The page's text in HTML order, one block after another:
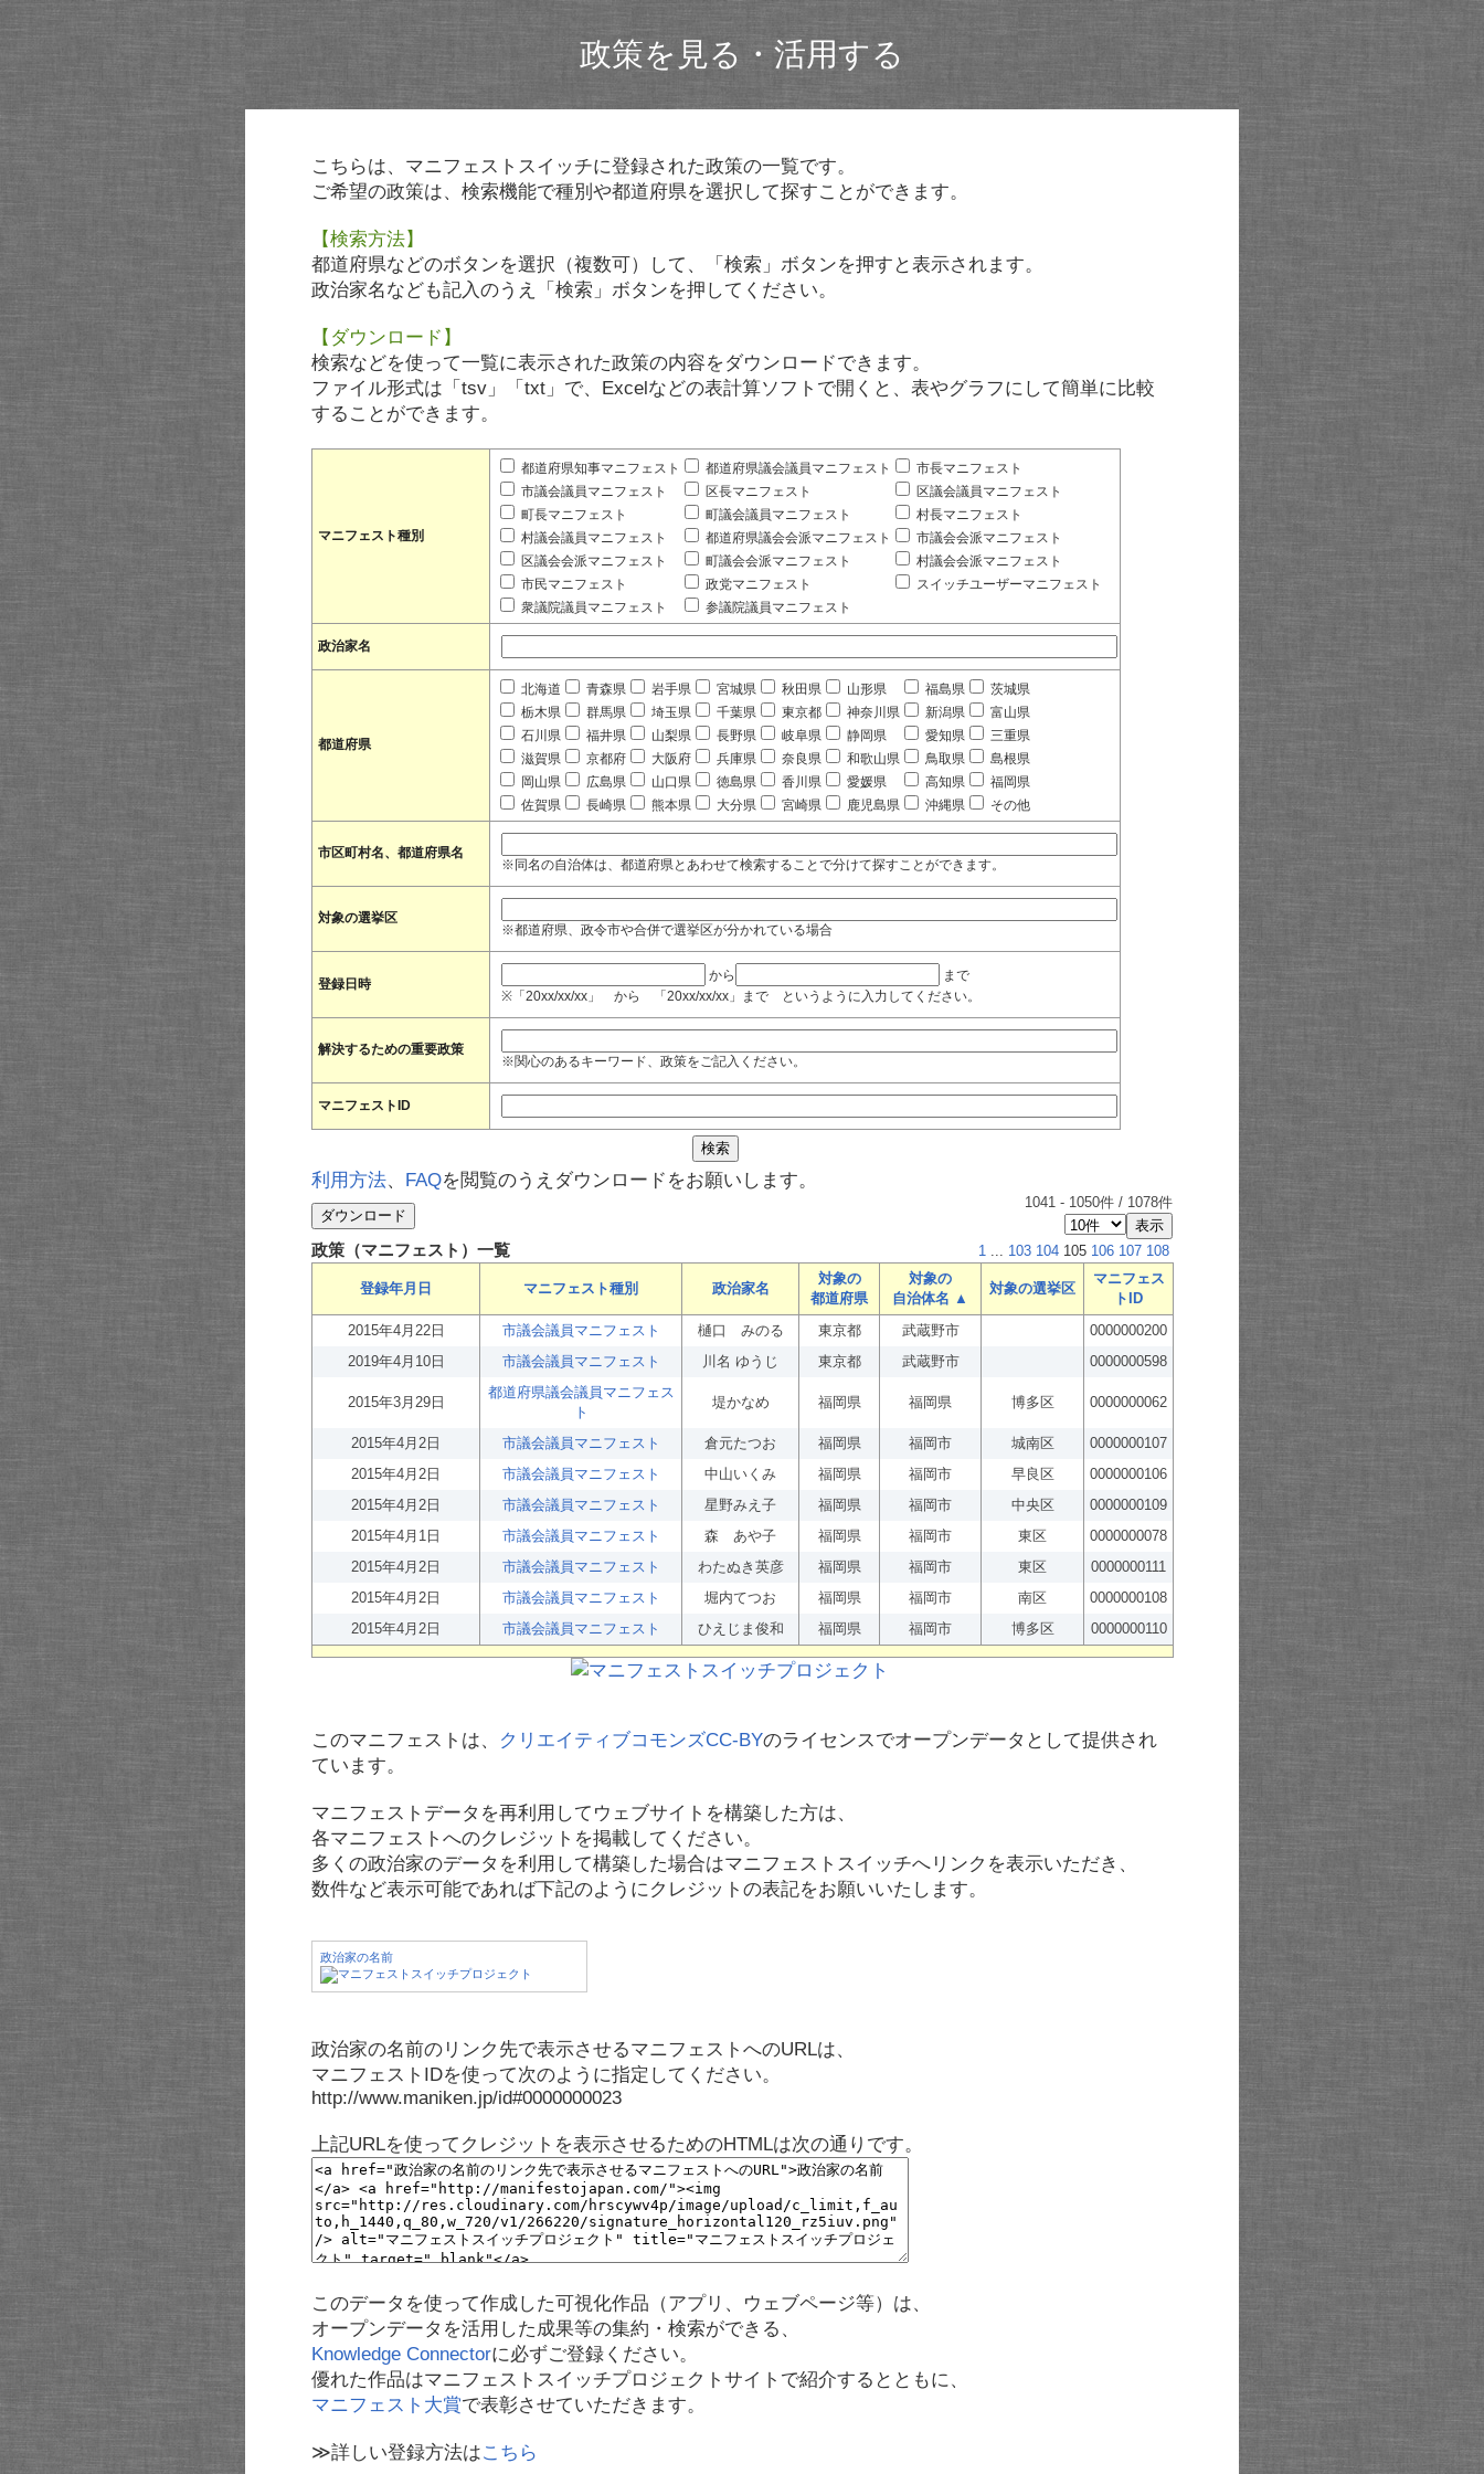
政策を見る・活用する
こちらは、マニフェストスイッチに登録された政策の一覧です。
ご希望の政策は、検索機能で種別や都道府県を選択して探すことができます。
【検索方法】
都道府県などのボタンを選択（複数可）して、「検索」ボタンを押すと表示されます。
政治家名なども記入のうえ「検索」ボタンを押してください。
【ダウンロード】
検索などを使って一覧に表示された政策の内容をダウンロードできます。
ファイル形式は「tsv」「txt」で、Excelなどの表計算ソフトで開くと、表やグラフにして簡単に比較
することができます。
マニフェスト種別
都道府県知事マニフェスト 都道府県議会議員マニフェスト
市長マニフェスト
市議会議員マニフェスト
区長マニフェスト
区議会議員マニフェスト
町長マニフェスト
町議会議員マニフェスト
村長マニフェスト
村議会議員マニフェスト
都道府県議会会派マニフェスト
市議会会派マニフェスト
区議会会派マニフェスト
町議会会派マニフェスト
村議会会派マニフェスト
市民マニフェスト
政党マニフェスト
スイッチユーザーマニフェスト
衆議院議員マニフェスト
参議院議員マニフェスト
政治家名
都道府県
北海道 青森県 岩手県 宮城県 秋田県 山形県 福島県
茨城県
栃木県
群馬県 埼玉県 千葉県 東京都 神奈川県 新潟県
富山県
石川県
福井県 山梨県 長野県 岐阜県 静岡県 愛知県
三重県
滋賀県
京都府 大阪府 兵庫県 奈良県 和歌山県 鳥取県
島根県
岡山県
広島県 山口県 徳島県 香川県 愛媛県 高知県
福岡県
佐賀県
長崎県 熊本県 大分県 宮崎県 鹿児島県 沖縄県 その他
市区町村名、都道府県名
※同名の自治体は、都道府県とあわせて検索することで分けて探すことができます。
対象の選挙区
※都道府県、政令市や合併で選挙区が分かれている場合
登録日時
から
まで
※「20xx/xx/xx」 から 「20xx/xx/xx」まで というように入力してください。
解決するための重要政策
※関心のあるキーワード、政策をご記入ください。
マニフェストID
利用方法、 FAQを閲覧のうえダウンロードをお願いします。
1041 - 1050件 / 1078件
政策（マニフェスト）一覧 1 ... 103 104 105 106 107 108
登録年月日 マニフェスト種別 政治家名
対象の
都道府県
対象の
自治体名 ▲
対象の選挙区
マニフェス
トID
2015年4月22日
市議会議員マニフェスト 樋口 みのる 東京都 武蔵野市
0000000200
2019年4月10日
市議会議員マニフェスト 川名 ゆうじ 東京都 武蔵野市 0000000598
2015年3月29日
都道府県議会議員マニフェス
ト
堤かなめ 福岡県 福岡県 博多区 0000000062
2015年4月2日 市議会議員マニフェスト 倉元たつお 福岡県 福岡市 城南区
0000000107
2015年4月2日
市議会議員マニフェスト 中山いくみ 福岡県 福岡市 早良区
0000000106
2015年4月2日
市議会議員マニフェスト 星野みえ子 福岡県 福岡市 中央区
0000000109
2015年4月1日
市議会議員マニフェスト 森 あや子 福岡県 福岡市 東区
0000000078
2015年4月2日
市議会議員マニフェスト わたぬき英彦 福岡県 福岡市 東区
0000000111
2015年4月2日
市議会議員マニフェスト 堀内てつお 福岡県 福岡市 南区
0000000108
2015年4月2日
市議会議員マニフェスト ひえじま俊和 福岡県 福岡市 博多区 0000000110
このマニフェストは、 クリエイティブコモンズCC-BYのライセンスでオープンデータとして提供され
ています。
マニフェストデータを再利用してウェブサイトを構築した方は、
各マニフェストへのクレジットを掲載してください。
多くの政治家のデータを利用して構築した場合はマニフェストスイッチへリンクを表示いただき、
数件など表示可能であれば下記のようにクレジットの表記をお願いいたします。
政治家の名前
政治家の名前のリンク先で表示させるマニフェストへのURLは、
マニフェストIDを使って次のように指定してください。
http://www.maniken.jp/id#0000000023
上記URLを使ってクレジットを表示させるためのHTMLは次の通りです。
このデータを使って作成した可視化作品（アプリ、ウェブページ等）は、
オープンデータを活用した成果等の集約・検索ができる、
Knowledge Connectorに必ずご登録ください。
優れた作品はマニフェストスイッチプロジェクトサイトで紹介するとともに、
マニフェスト大賞で表彰させていただきます。
≫詳しい登録方法はこちら